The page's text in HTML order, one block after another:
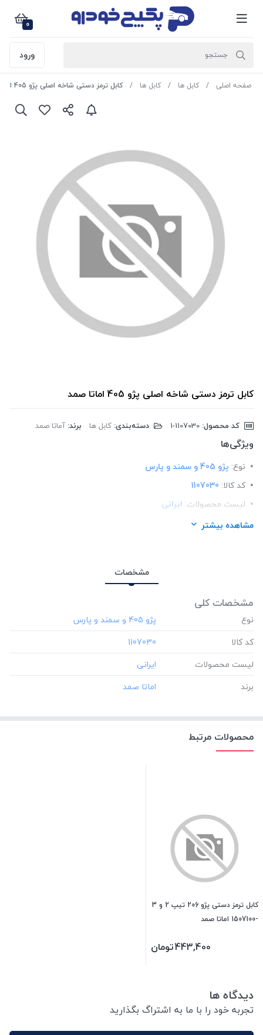
0
ورود
صفحه اصلی کابل ها کابل ها کابل ترمز دستی شاخه اصلی پژو 405 اماتا صمد
کابل ترمز دستی شاخه اصلی پژو 405 اماتا صمد
کد محصول: دسته‌بندی: کابل ها برند: آماتا صمد
ویژگی‌ها
نوع: پژو 405 و سمند و پارس
کد کالا: 1107030
لیست محصولات: ایرانی
برند:اماتا صمد
مشاهده بیشتر
مشخصات
مشخصات کلی
نوع
کد کالا
‎1107030
لیست محصولات
برند
محصولات مرتبط
کابل ترمز دستی پژو 206 تیپ 2 و 3
-1507100 اماتا صمد
443,400تومان
دیدگاه ها
تجربه خود را با ما به اشتراگ بگذارید